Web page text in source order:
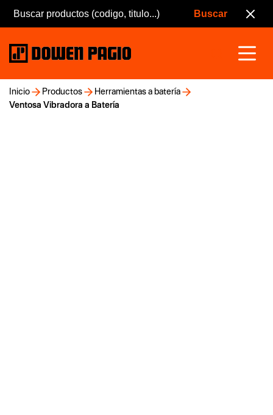
Inicio Productos
Herramientas a batería
Ventosa Vibradora a Batería